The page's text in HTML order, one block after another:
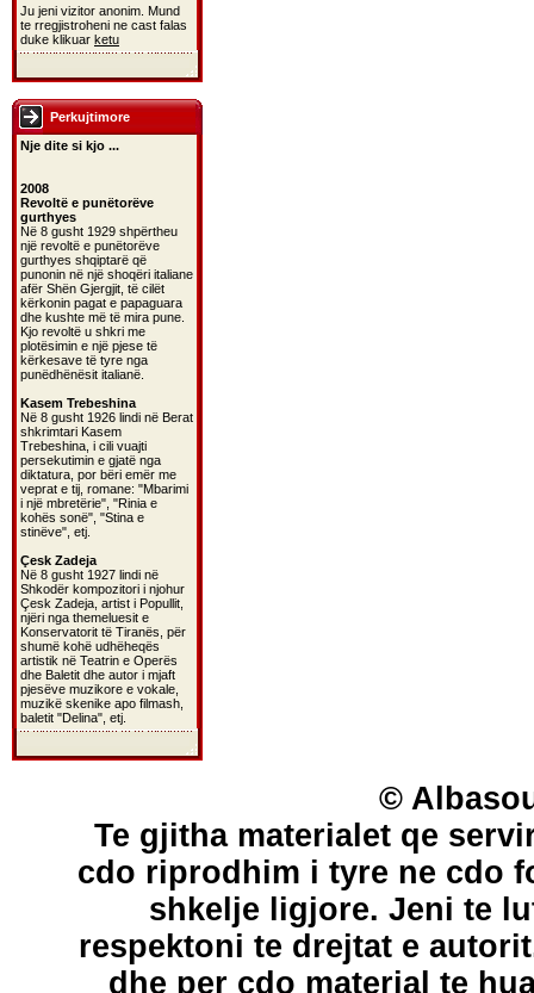
Ju jeni vizitor anonim. Mund
te rregjistroheni ne cast falas
duke klikuar ketu
Perkujtimore
Nje dite si kjo ...
2008
Revoltë e punëtorëve
gurthyes
Në 8 gusht 1929 shpërtheu
një revoltë e punëtorëve
gurthyes shqiptarë që
punonin në një shoqëri italiane
afër Shën Gjergjit, të cilët
kërkonin pagat e papaguara
dhe kushte më të mira pune.
Kjo revoltë u shkri me
plotësimin e një pjese të
kërkesave të tyre nga
punëdhënësit italianë.
Kasem Trebeshina
Në 8 gusht 1926 lindi në Berat
shkrimtari Kasem
Trebeshina, i cili vuajti
persekutimin e gjatë nga
diktatura, por bëri emër me
veprat e tij, romane: "Mbarimi
i një mbretërie", "Rinia e
kohës sonë", "Stina e
stinëve", etj.
Çesk Zadeja
Në 8 gusht 1927 lindi në
Shkodër kompozitori i njohur
Çesk Zadeja, artist i Popullit,
njëri nga themeluesit e
Konservatorit të Tiranës, për
shumë kohë udhëheqës
artistik në Teatrin e Operës
dhe Baletit dhe autor i mjaft
pjesëve muzikore e vokale,
muzikë skenike apo filmash,
baletit "Delina", etj.
©
Te gjitha materialet qe
cdo riprodhim i tyre ne cdo
shkelje ligjore. Jeni te
respektoni te drejtat e
dhe per cdo material te